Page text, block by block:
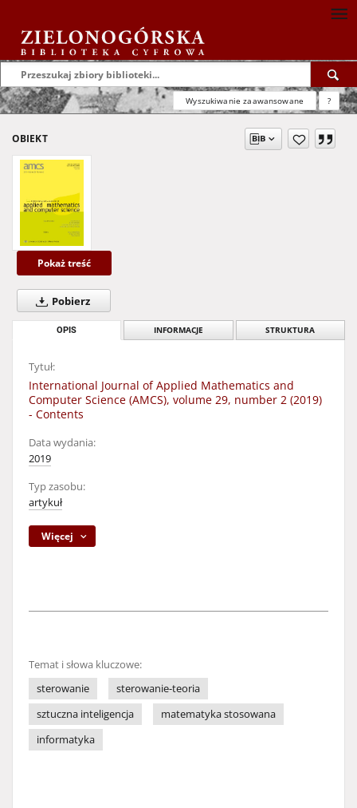
Wyszukiwanie zaawansowane ?
OBIEKT
Pokaż treść
Pobierz
OPIS INFORMACJE STRUKTURA
Tytuł:
International Journal of Applied Mathematics and
Computer Science (AMCS), volume 29, number 2 (2019)
- Contents
Data wydania:
2019
Typ zasobu:
artykuł
Więcej
Temat i słowa kluczowe:
sterowanie
sterowanie-teoria
sztuczna inteligencja
matematyka stosowana
informatyka